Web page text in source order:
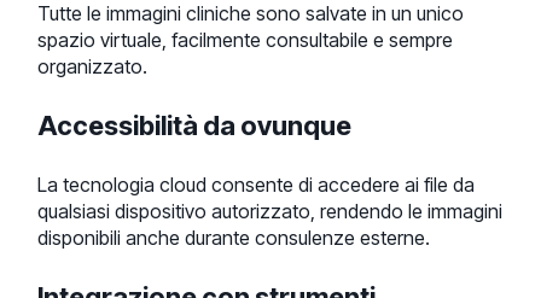
Tutte le immagini cliniche sono salvate in un unico
spazio virtuale, facilmente consultabile e sempre
organizzato.
Accessibilità da ovunque
La tecnologia cloud consente di accedere ai file da
qualsiasi dispositivo autorizzato, rendendo le immagini
disponibili anche durante consulenze esterne.